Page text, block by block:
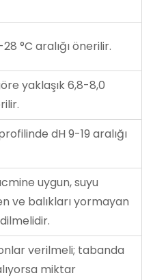
°C aralığı önerilir.
yaklaşık 6,8-8,0
dH 9-19 aralığı
uygun, suyu
ve balıkları yormayan
verilmeli; tabanda
miktar